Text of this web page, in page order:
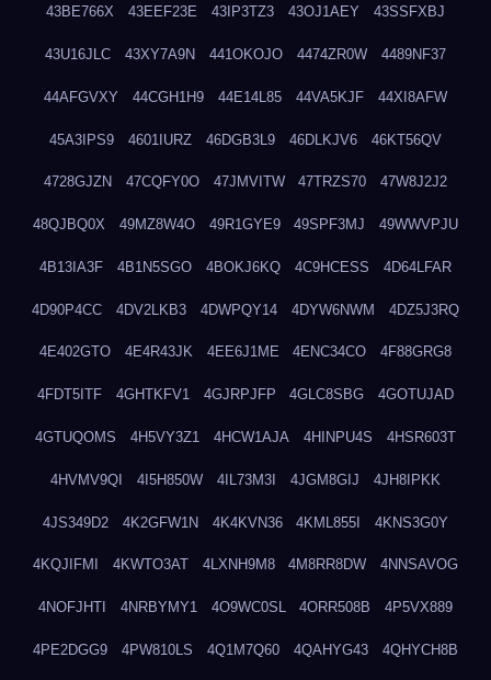
43BE766X 43EEF23E 43IP3TZ3 43OJ1AEY 43SSFXBJ
43U16JLC 43XY7A9N 441OKOJO 4474ZR0W 4489NF37
44AFGVXY 44CGH1H9 44E14L85 44VA5KJF 44XI8AFW
45A3IPS9 4601IURZ 46DGB3L9 46DLKJV6 46KT56QV
4728GJZN 47CQFY0O 47JMVITW 47TRZS70 47W8J2J2
48QJBQ0X 49MZ8W4O 49R1GYE9 49SPF3MJ 49WWVPJU
4B13IA3F 4B1N5SGO 4BOKJ6KQ 4C9HCESS 4D64LFAR
4D90P4CC 4DV2LKB3 4DWPQY14 4DYW6NWM 4DZ5J3RQ
4E402GTO 4E4R43JK 4EE6J1ME 4ENC34CO 4F88GRG8
4FDT5ITF 4GHTKFV1 4GJRPJFP 4GLC8SBG 4GOTUJAD
4GTUQOMS 4H5VY3Z1 4HCW1AJA 4HINPU4S 4HSR603T
4HVMV9QI 4I5H850W 4IL73M3I 4JGM8GIJ 4JH8IPKK
4JS349D2 4K2GFW1N 4K4KVN36 4KML855I 4KNS3G0Y
4KQJIFMI 4KWTO3AT 4LXNH9M8 4M8RR8DW 4NNSAVOG
4NOFJHTI 4NRBYMY1 4O9WC0SL 4ORR508B 4P5VX889
4PE2DGG9 4PW810LS 4Q1M7Q60 4QAHYG43 4QHYCH8B